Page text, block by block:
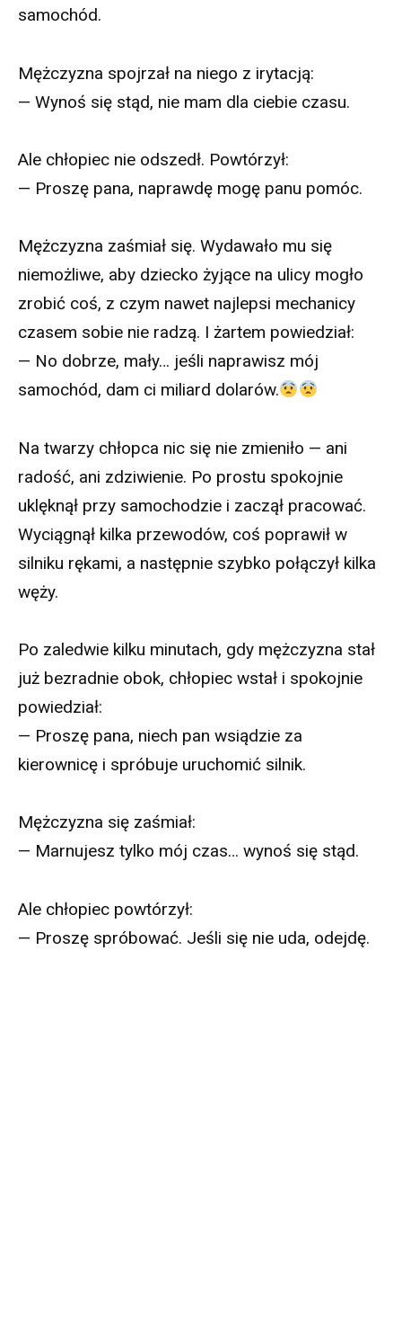
samochód.
Mężczyzna spojrzał na niego z irytacją:
— Wynoś się stąd, nie mam dla ciebie czasu.
Ale chłopiec nie odszedł. Powtórzył:
— Proszę pana, naprawdę mogę panu pomóc.
Mężczyzna zaśmiał się. Wydawało mu się
niemożliwe, aby dziecko żyjące na ulicy mogło
zrobić coś, z czym nawet najlepsi mechanicy
czasem sobie nie radzą. I żartem powiedział:
— No dobrze, mały… jeśli naprawisz mój
samochód, dam ci miliard dolarów.
Na twarzy chłopca nic się nie zmieniło — ani
radość, ani zdziwienie. Po prostu spokojnie
uklęknął przy samochodzie i zaczął pracować.
Wyciągnął kilka przewodów, coś poprawił w
silniku rękami, a następnie szybko połączył kilka
węży.
Po zaledwie kilku minutach, gdy mężczyzna stał
już bezradnie obok, chłopiec wstał i spokojnie
powiedział:
— Proszę pana, niech pan wsiądzie za
kierownicę i spróbuje uruchomić silnik.
Mężczyzna się zaśmiał:
— Marnujesz tylko mój czas… wynoś się stąd.
Ale chłopiec powtórzył:
— Proszę spróbować. Jeśli się nie uda, odejdę.